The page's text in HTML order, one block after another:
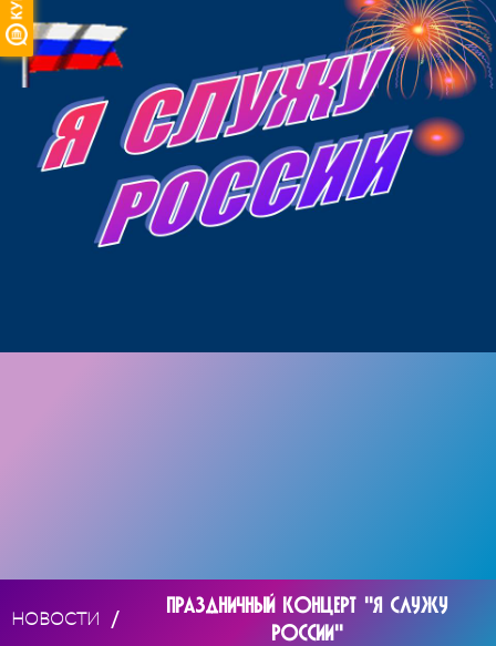
НОВОСТИ /
ПРАЗДНИЧНЫЙ КОНЦЕРТ "Я СЛУЖУ
РОССИИ"